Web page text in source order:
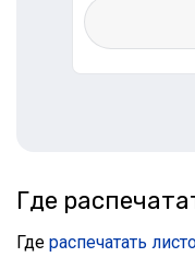
Где
Где распечатать